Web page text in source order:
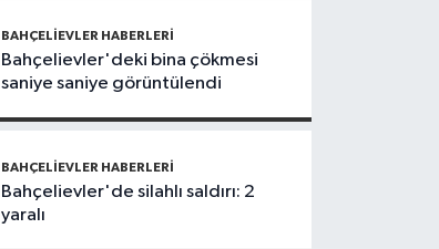
kavga
BAHÇELIEVLER HABERLERI
Bahçelievler'deki bina çökmesi
saniye saniye görüntülendi
BAHÇELIEVLER HABERLERI
Bahçelievler'de silahlı saldırı: 2
yaralı